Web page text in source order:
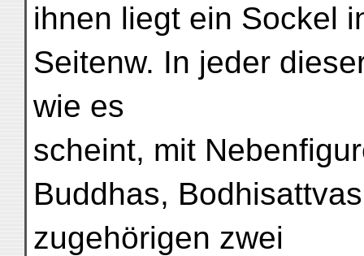
ihnen liegt ein Sockel
Seitenw. In jeder
wie es
scheint, mit
Buddhas,
zugehörigen zwei